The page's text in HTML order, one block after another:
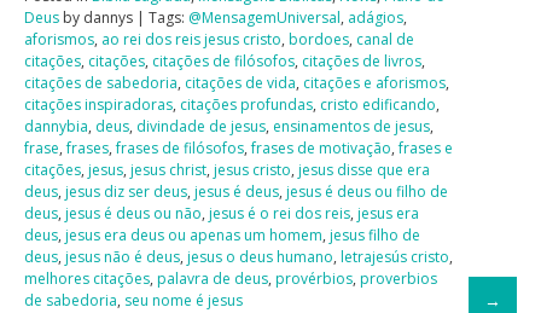
Deus by dannys | Tags: @MensagemUniversal, adágios,
aforismos, ao rei dos reis jesus cristo, bordoes, canal de
citações, citações, citações de filósofos, citações de livros,
citações de sabedoria, citações de vida, citações e aforismos,
citações inspiradoras, citações profundas, cristo edificando,
dannybia, deus, divindade de jesus, ensinamentos de jesus,
frase,frases,frases de filósofos,frases de motivação,frases e
citações, jesus, jesus christ, jesus cristo, jesus disse que era
deus, jesus diz ser deus, jesus é deus, jesus é deus ou filho de
deus, jesus é deus ou não, jesus é o rei dos reis, jesus era
deus, jesus era deus ou apenas um homem, jesus filho de
deus, jesus não é deus, jesus o deus humano, letrajesús cristo,
melhores citações, palavra de deus, provérbios, proverbios
de sabedoria, seu nome é jesus